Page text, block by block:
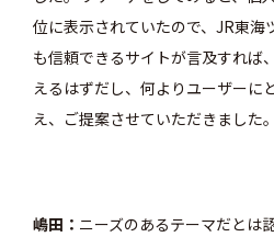
位に表示されていたので、JR東海
も信頼できるサイトが言及すれば
えるはずだし、何よりユーザーに
え、ご提案させていただきました。
嶋田
ニーズのあるテーマだとは